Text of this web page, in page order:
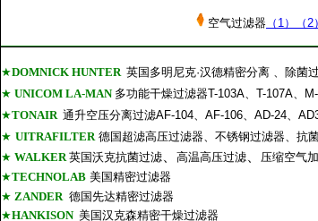
空气过滤器 （1） （2）
★DOMNICK HUNTER 英国多明尼克·汉德精密分离 、 除菌
★ UNICOM LA-MAN 多功能干燥过滤器T-103A、T-107A、
★TONAIR 通升空压分离过滤AF-104、AF-106、 AD-24、
★ UITRAFILTER 德国超滤高压过滤器、不锈钢过滤器、抗
★ WALKER 英国沃克抗菌过滤 高温高压过滤
压缩空气
★TECHNOLAB 美国精密过滤器
★ ZANDER 德国先达精密过滤器
★HANKISON 美国汉克森精密干燥过滤器